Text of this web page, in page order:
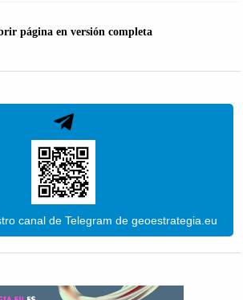
página en versión completa
canal de Telegram de geoestrategia.eu